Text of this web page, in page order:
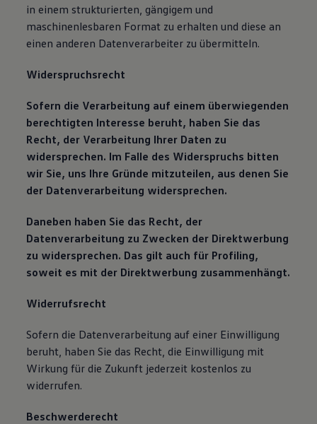
in einem strukturierten, gängigem und
maschinenlesbaren Format zu erhalten und diese an
einen anderen Datenverarbeiter zu übermitteln.
Widerspruchsrecht
Sofern die Verarbeitung auf einem überwiegenden
berechtigten Interesse beruht, haben Sie das
Recht, der Verarbeitung Ihrer Daten zu
widersprechen. Im Falle des Widerspruchs bitten
wir Sie, uns Ihre Gründe mitzuteilen, aus denen Sie
der Datenverarbeitung widersprechen.
Daneben haben Sie das Recht, der
Datenverarbeitung zu Zwecken der Direktwerbung
zu widersprechen. Das gilt auch für Profiling,
soweit es mit der Direktwerbung zusammenhängt.
Widerrufsrecht
Sofern die Datenverarbeitung auf einer Einwilligung
beruht, haben Sie das Recht, die Einwilligung mit
Wirkung für die Zukunft jederzeit kostenlos zu
widerrufen.
Beschwerderecht